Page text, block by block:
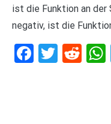
ist die Funktion an
negativ, ist die
Facebook